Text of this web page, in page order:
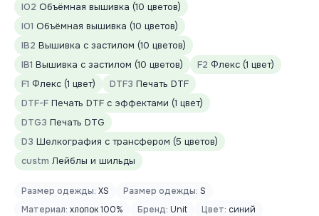
IO2 Объёмная вышивка (10 цветов)
IO1 Объёмная вышивка (10 цветов)
IB2 Вышивка с застилом (10 цветов)
IB1 Вышивка с застилом (10 цветов) F2 Флекс (1 цвет)
F1 Флекс (1 цвет) DTF3 Печать DTF
DTF-F Печать DTF с эффектами (1 цвет)
DTG3 Печать DTG
D3 Шелкография с трансфером (5 цветов)
custm Лейблы и шильды
Размер одежды: XS Размер одежды: S
Материал: хлопок 100% Бренд: Unit Цвет: синий